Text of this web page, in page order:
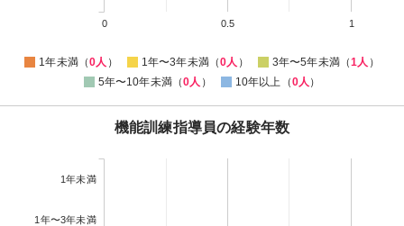
0 0.5 1
1年未満（0人 ） 1年〜3年未満（0人 ） 3年〜5年未満（1人 ）
5年〜10年未満（0人 ） 10年以上（0人 ）
機能訓練指導員の経験年数
1年未満
1年〜3年未満